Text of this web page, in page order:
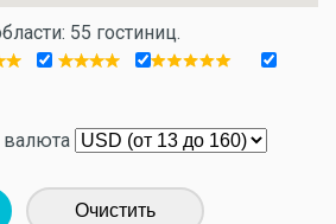
55 гостиниц.
валюта
Очистить